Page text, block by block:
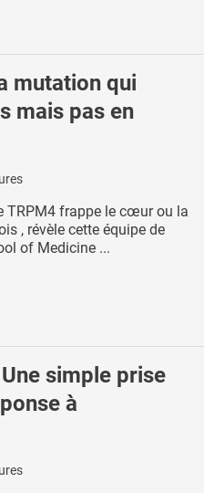
mutation qui
mais pas en
TRPM4 frappe le cœur ou la
, révèle cette équipe de
of Medicine ...
Une simple prise
à